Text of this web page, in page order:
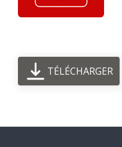
TÉLÉCHARGER